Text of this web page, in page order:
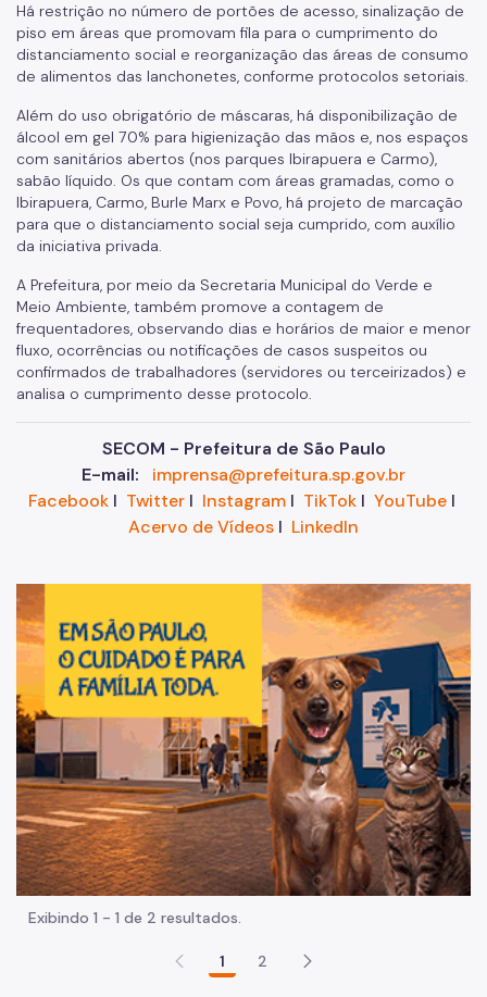
Há restrição no número de portões de acesso, sinalização de
piso em áreas que promovam fila para o cumprimento do
distanciamento social e reorganização das áreas de consumo
de alimentos das lanchonetes, conforme protocolos setoriais.
Além do uso obrigatório de máscaras, há disponibilização de
álcool em gel 70% para higienização das mãos e, nos espaços
com sanitários abertos (nos parques Ibirapuera e Carmo),
sabão líquido. Os que contam com áreas gramadas, como o
Ibirapuera, Carmo, Burle Marx e Povo, há projeto de marcação
para que o distanciamento social seja cumprido, com auxílio
da iniciativa privada.
A Prefeitura, por meio da Secretaria Municipal do Verde e
Meio Ambiente, também promove a contagem de
frequentadores, observando dias e horários de maior e menor
fluxo, ocorrências ou notificações de casos suspeitos ou
confirmados de trabalhadores (servidores ou terceirizados) e
analisa o cumprimento desse protocolo.
SECOM - Prefeitura de São Paulo
E-mail:
imprensa@prefeitura.sp.gov.br
FacebookI TwitterI InstagramI TikTokI YouTubeI
Acervo de Vídeos I LinkedIn
Exibindo 1 - 1 de 2 resultados.
1 2